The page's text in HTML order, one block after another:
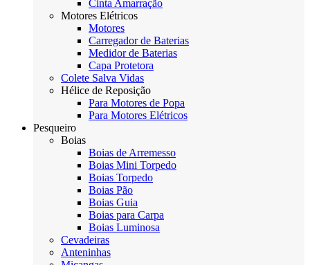
Cinta Amarração
Motores Elétricos
Motores
Carregador de Baterias
Medidor de Baterias
Capa Protetora
Colete Salva Vidas
Hélice de Reposição
Para Motores de Popa
Para Motores Elétricos
Pesqueiro
Boias
Boias de Arremesso
Boias Mini Torpedo
Boias Torpedo
Boias Pão
Boias Guia
Boias para Carpa
Boias Luminosa
Cevadeiras
Anteninhas